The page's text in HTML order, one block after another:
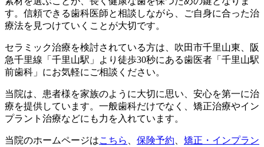
す。信頼できる歯科医師と相談しながら、ご自身に合った治
療法を見つけていくことが大切です。
セラミック治療を検討されている方は、吹田市千里山東、阪
急千里線「千里山駅」より徒歩30秒にある歯医者「千里山駅
前歯科」にお気軽にご相談ください。
当院は、患者様を家族のように大切に思い、安心を第一に治
療を提供しています。一般歯科だけでなく、矯正治療やイン
プラント治療などにも力を入れています。
当院のホームページはこちら 保険予約
矯正・インプラン